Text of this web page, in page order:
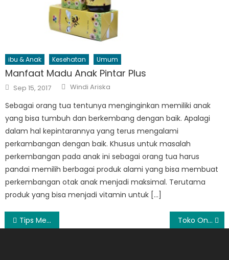
ibu & Anak Kesehatan Umum
Manfaat Madu Anak Pintar Plus
Posted
on
Sep 15, 2017 Author
Windi Ariska
Sebagai orang tua tentunya menginginkan memiliki anak
yang bisa tumbuh dan berkembang dengan baik. Apalagi
dalam hal kepintarannya yang terus mengalami
perkambangan dengan baik. Khusus untuk masalah
perkembangan pada anak ini sebagai orang tua harus
pandai memilih berbagai produk alami yang bisa membuat
perkembangan otak anak menjadi maksimal. Terutama
produk yang bisa menjadi vitamin untuk […]
Post
Tips Memilih Perabotan Rumah Tangga Untuk Rumah Baru Toko Online Hijab di Kineva.com